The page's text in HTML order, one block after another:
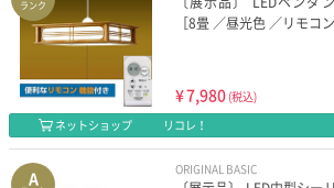
ランク
［8畳 ／昼光色 ／リモコン
¥7,980 (税込)
ネットショップ
リコレ！
A ORIGINAL BASIC